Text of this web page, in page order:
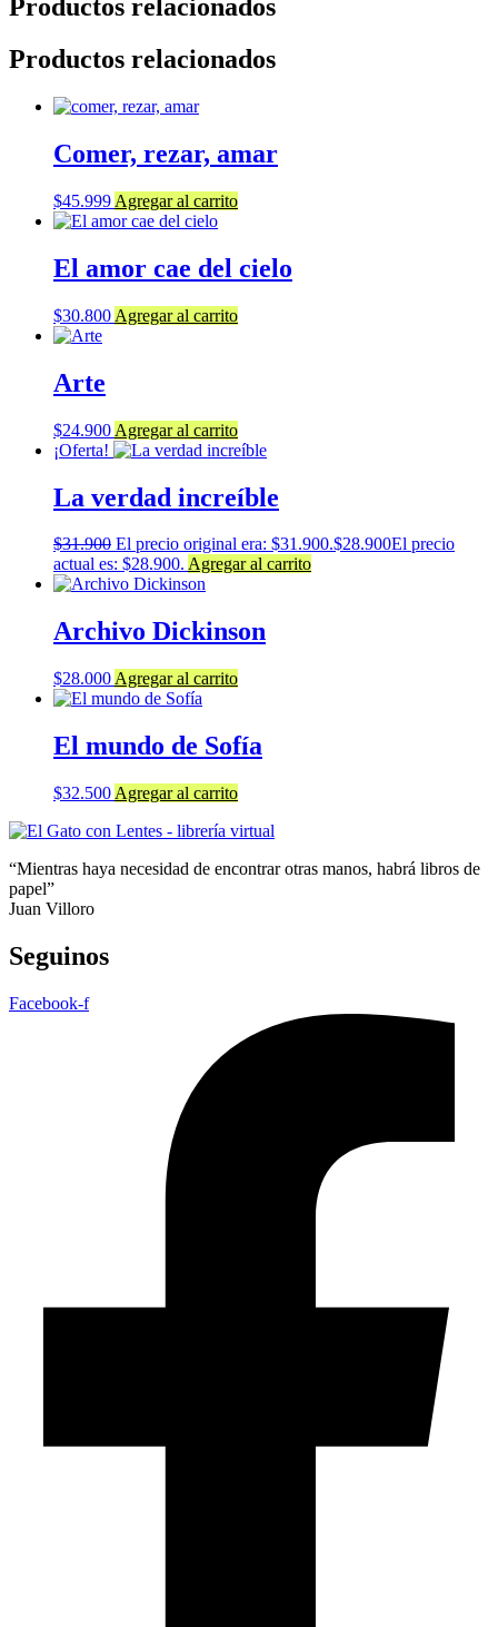
Productos relacionados
Productos relacionados
Comer, rezar, amar
$45.999 Agregar al carrito
El amor cae del cielo
$30.800 Agregar al carrito
Arte
$24.900 Agregar al carrito
¡Oferta!
La verdad increíble
$31.900 El precio original era: $31.900.$28.900El precio
actual es: $28.900. Agregar al carrito
Archivo Dickinson
$28.000 Agregar al carrito
El mundo de Sofía
$32.500 Agregar al carrito
“Mientras haya necesidad de encontrar otras manos, habrá libros de
papel”
Juan Villoro
Seguinos
Facebook-f